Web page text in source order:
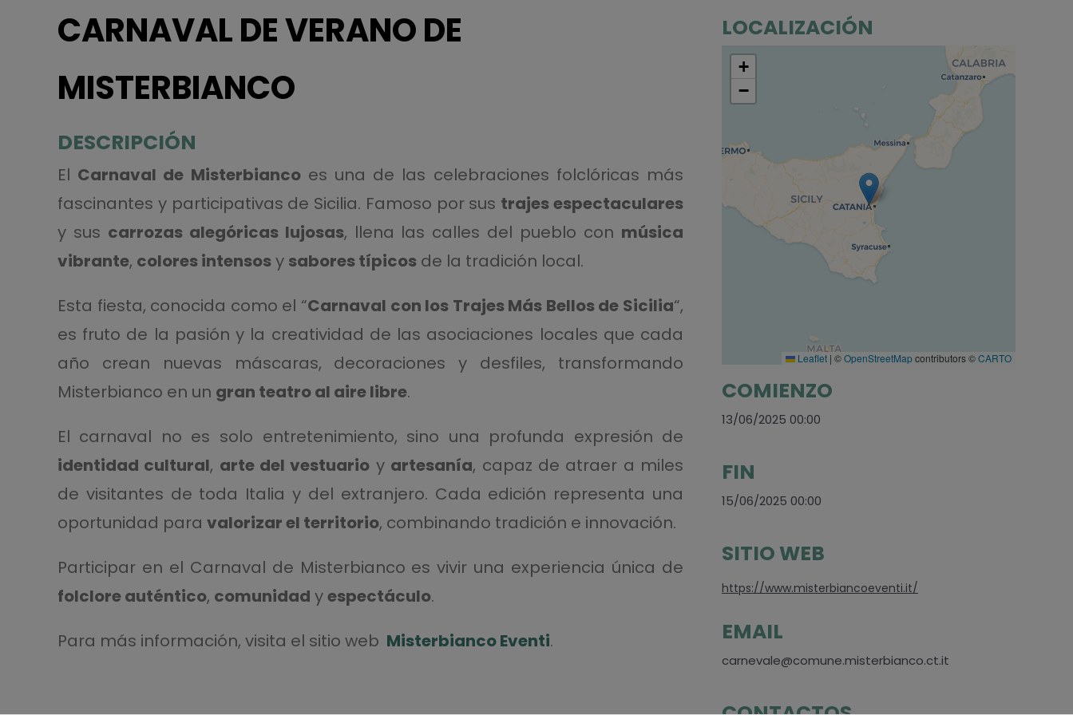
CARNAVAL DE VERANO DE
MISTERBIANCO
DESCRIPCIÓN
El Carnaval de Misterbiancoes una de las celebraciones folclóricas más
fascinantes y participativas de Sicilia. Famoso por sus trajes espectaculares
y sus carrozas alegóricas lujosas, llena las calles del pueblo con música
vibrante, colores intensosy sabores típicosde la tradición local.
Esta fiesta, conocida como el “Carnaval con los Trajes Más Bellos de Sicilia“,
es fruto de la pasión y la creatividad de las asociaciones locales que cada
año crean nuevas máscaras, decoraciones y desfiles, transformando
Misterbianco en un gran teatro al aire libre.
El carnaval no es solo entretenimiento, sino una profunda expresión de
identidad cultural, arte del vestuario y artesanía, capaz de atraer a miles
de visitantes de toda Italia y del extranjero. Cada edición representa una
oportunidad para valorizar el territorio, combinando tradición e innovación.
Participar en el Carnaval de Misterbianco es vivir una experiencia única de
folclore auténtico, comunidad yespectáculo.
Para más información, visita el sitio web Misterbianco Eventi.
LOCALIZACIÓN
+
−
Leaflet | ©OpenStreetMapcontributors ©CARTO
COMIENZO
13/06/2025 00:00
FIN
15/06/2025 00:00
SITIO WEB
https://www.misterbiancoeventi.it/
EMAIL
carnevale@comune.misterbianco.ct.it